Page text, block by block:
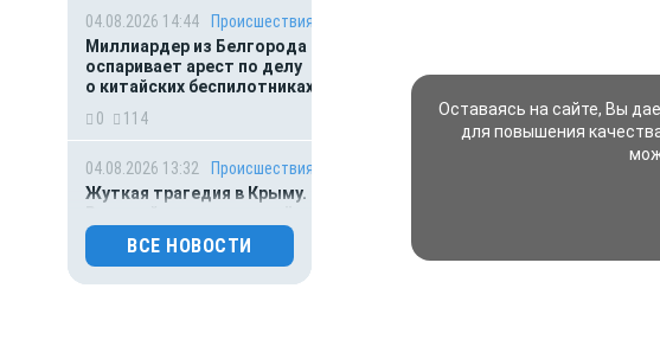
04.08.2026 14:44
Происшествия
Миллиардер из Белгорода
оспаривает арест по делу
о китайских беспилотниках
0
114
04.08.2026 13:32
Происшествия
Жуткая трагедия в Крыму.
местных жителей и
сослуживца
0
266
ВСЕ НОВОСТИ
Оставаясь на сайте, Вы
для повышения